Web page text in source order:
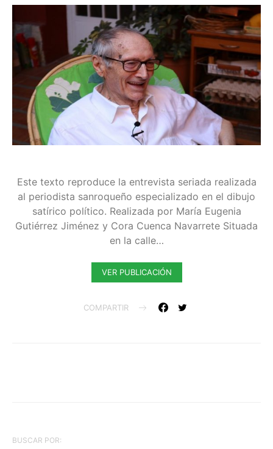
Este texto reproduce la entrevista seriada realizada
al periodista sanroqueño especializado en el dibujo
satírico político. Realizada por María Eugenia
Gutiérrez Jiménez y Cora Cuenca Navarrete Situada
en la calle…
VER PUBLICACIÓN
COMPARTIR
BUSCAR POR: